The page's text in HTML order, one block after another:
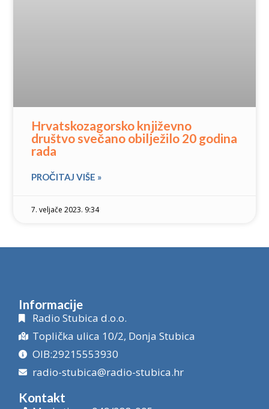
Hrvatskozagorsko književno
društvo svečano obilježilo 20 godina
rada
PROČITAJ VIŠE »
7. veljače 2023. 9:34
Informacije
Radio Stubica d.o.o.
Toplička ulica 10/2, Donja Stubica
OIB:29215553930
radio-stubica@radio-stubica.hr
Kontakt